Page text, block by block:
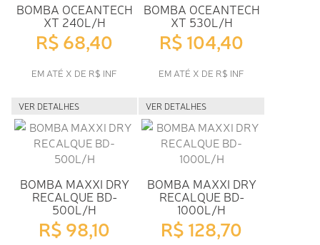
BOMBA OCEANTECH
XT 240L/H
R$ 68,40
EM ATÉ X DE R$ INF
VER DETALHES
BOMBA OCEANTECH
XT 530L/H
R$ 104,40
EM ATÉ X DE R$ INF
VER DETALHES
BOMBA MAXXI DRY
RECALQUE BD-
500L/H
R$ 98,10
BOMBA MAXXI DRY
RECALQUE BD-
1000L/H
R$ 128,70